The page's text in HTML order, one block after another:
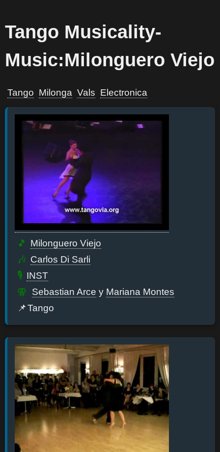
Tango Musicality-
Music:Milonguero Viejo
Tango Milonga Vals Electronica
Milonguero Viejo
Carlos Di Sarli
INST
Sebastian Arce y Mariana Montes
Tango